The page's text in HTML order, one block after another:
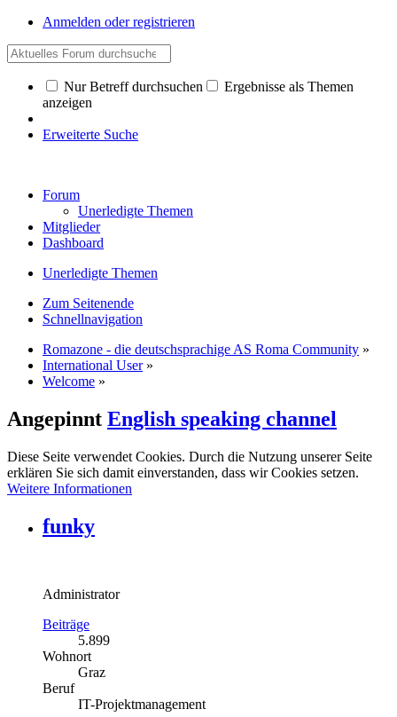
Anmelden oder registrieren
Nur Betreff durchsuchen
Ergebnisse als Themen
anzeigen
Erweiterte Suche
Forum
Unerledigte Themen
Mitglieder
Dashboard
Unerledigte Themen
Zum Seitenende
Schnellnavigation
Romazone - die deutschsprachige AS Roma Community »
International User »
Welcome »
Angepinnt English speaking channel
Diese Seite verwendet Cookies. Durch die Nutzung unserer Seite
erklären Sie sich damit einverstanden, dass wir Cookies setzen.
Weitere Informationen
funky
Administrator
Beiträge
5.899
Wohnort
Graz
Beruf
IT-Projektmanagement